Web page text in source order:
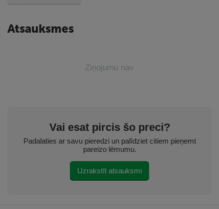
Atsauksmes
Ziņojumu nav
Vai esat pircis šo preci?
Padalaties ar savu pieredzi un palīdziet citiem pieņemt
pareizo lēmumu.
Uzrakstīt atsauksmi